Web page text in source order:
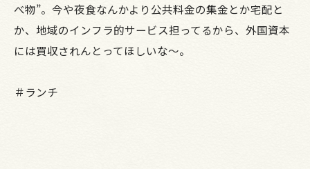
べ物”。今や夜食なんかより公共料金の集金とか宅配と
か、地域のインフラ的サービス担ってるから、外国資本
には買収されんとってほしいな～。
＃ランチ